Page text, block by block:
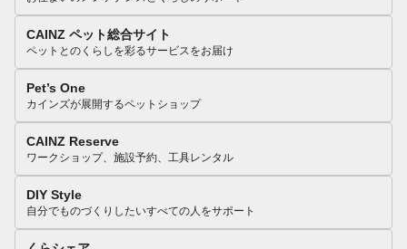
CAINZ ペット総合サイト
ペットとのくらしを彩るサービスをお届け
Pet’s One
カインズが展開するペットショップ
CAINZ Reserve
ワークショップ、施設予約、工具レンタル
DIY Style
自分でものづくりしたいすべての人をサポート